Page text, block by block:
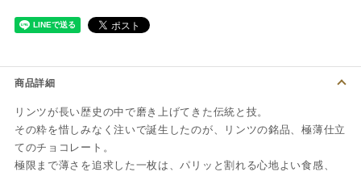
商品詳細
リンツが長い歴史の中で磨き上げてきた伝統と技。
その粋を惜しみなく注いで誕生したのが、リンツの銘品、極薄仕立
てのチョコレート。
極限まで薄さを追求した一枚は、パリッと割れる心地よい食感、